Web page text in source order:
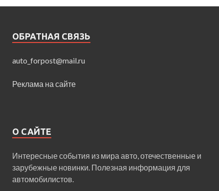
ОБРАТНАЯ СВЯЗЬ
auto_forpost@mail.ru
Реклама на сайте
О САЙТЕ
Интересные события из мира авто, отечественные и
зарубежные новинки. Полезная информация для
автомобилистов.